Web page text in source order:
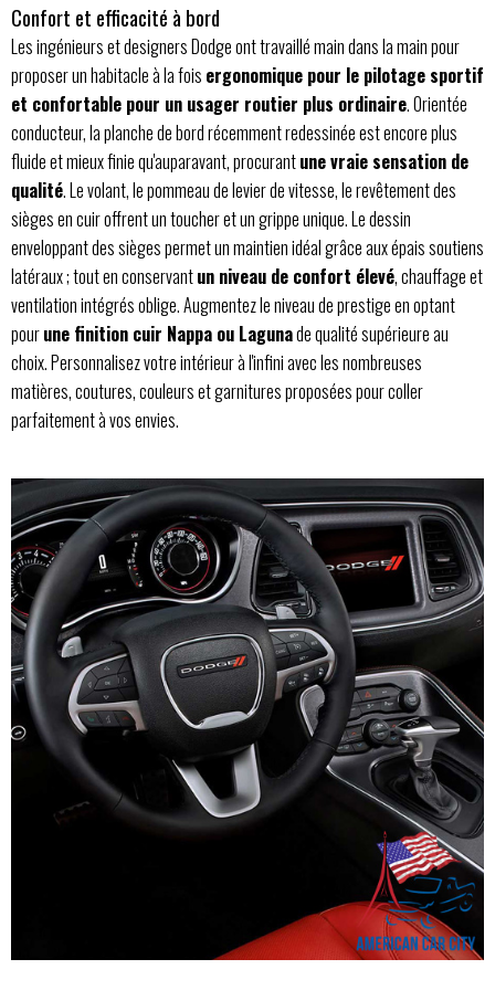
Confort et efficacité à bord
Les ingénieurs et designers Dodge ont travaillé main dans la main pour
proposer un habitacle à la fois ergonomique pour le pilotage sportif
et confortable pour un usager routier plus ordinaire. Orientée
conducteur, la planche de bord récemment redessinée est encore plus
fluide et mieux finie qu'auparavant, procurantune vraie sensation de
qualité. Le volant, le pommeau de levier de vitesse, le revêtement des
sièges en cuir offrent un toucher et un grippe unique. Le dessin
enveloppant des sièges permet un maintien idéal grâce aux épais soutiens
latéraux ; tout en conservantun niveau de confort élevé, chauffage et
ventilation intégrés oblige. Augmentez le niveau de prestige en optant
pourune finition cuir Nappa ou Lagunade qualité supérieure au
choix. Personnalisez votre intérieur à l'infini avec les nombreuses
matières, coutures, couleurs et garnitures proposées pour coller
parfaitement à vos envies.